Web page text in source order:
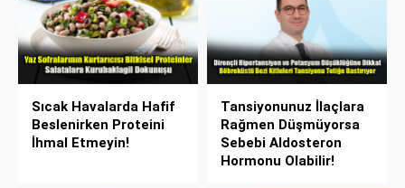
Sıcak Havalarda Hafif
Beslenirken Proteini
İhmal Etmeyin!
Tansiyonunuz İlaçlara
Rağmen Düşmüyorsa
Sebebi Aldosteron
Hormonu Olabilir!